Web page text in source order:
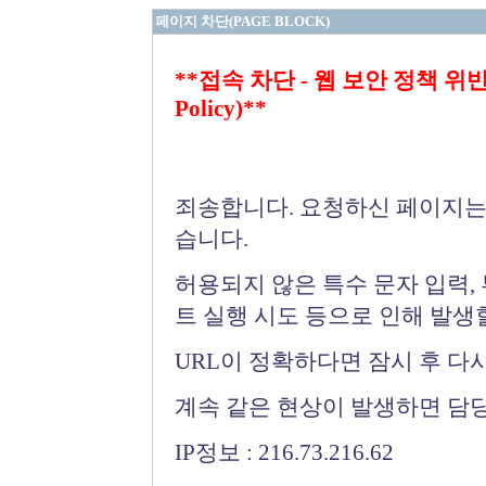
페이지 차단(PAGE BLOCK)
**접속 차단 - 웹 보안 정책 위
Policy)**
죄송합니다. 요청하신 페이지
습니다.
허용되지 않은 특수 문자 입력
트 실행 시도 등으로 인해 발생
URL이 정확하다면 잠시 후 다
계속 같은 현상이 발생하면 담
IP정보 : 216.73.216.62